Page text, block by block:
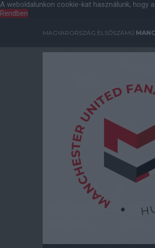
A weboldalunkon cookie-kat használunk, hogy
Rendben
MAGYARORSZÁG ELSŐSZÁMÚ